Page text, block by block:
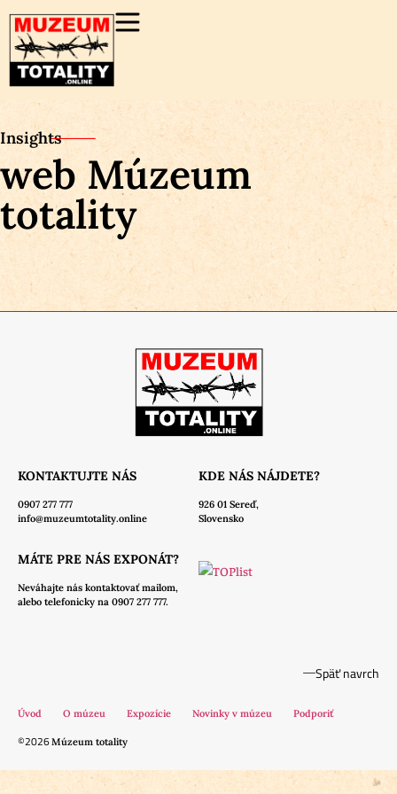
Insights
web Múzeum
totality
KONTAKTUJTE NÁS
0907 277 777
info@muzeumtotality.online
KDE NÁS NÁJDETE?
926 01 Sereď,
Slovensko
MÁTE PRE NÁS EXPONÁT?
Neváhajte nás kontaktovať mailom,
alebo telefonicky na 0907 277 777.
Späť navrch
Úvod O múzeu Expozície Novinky v múzeu Podporiť
©2026Múzeum totality